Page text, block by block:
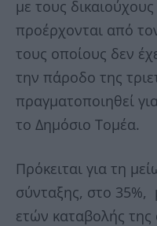
με τους
προέρχονται από
τους οποίους δεν
την πάροδο της
πραγματοποιηθεί
το Δημόσιο Τομέα.
Πρόκειται για τη
σύνταξης, στο
ετών καταβολής